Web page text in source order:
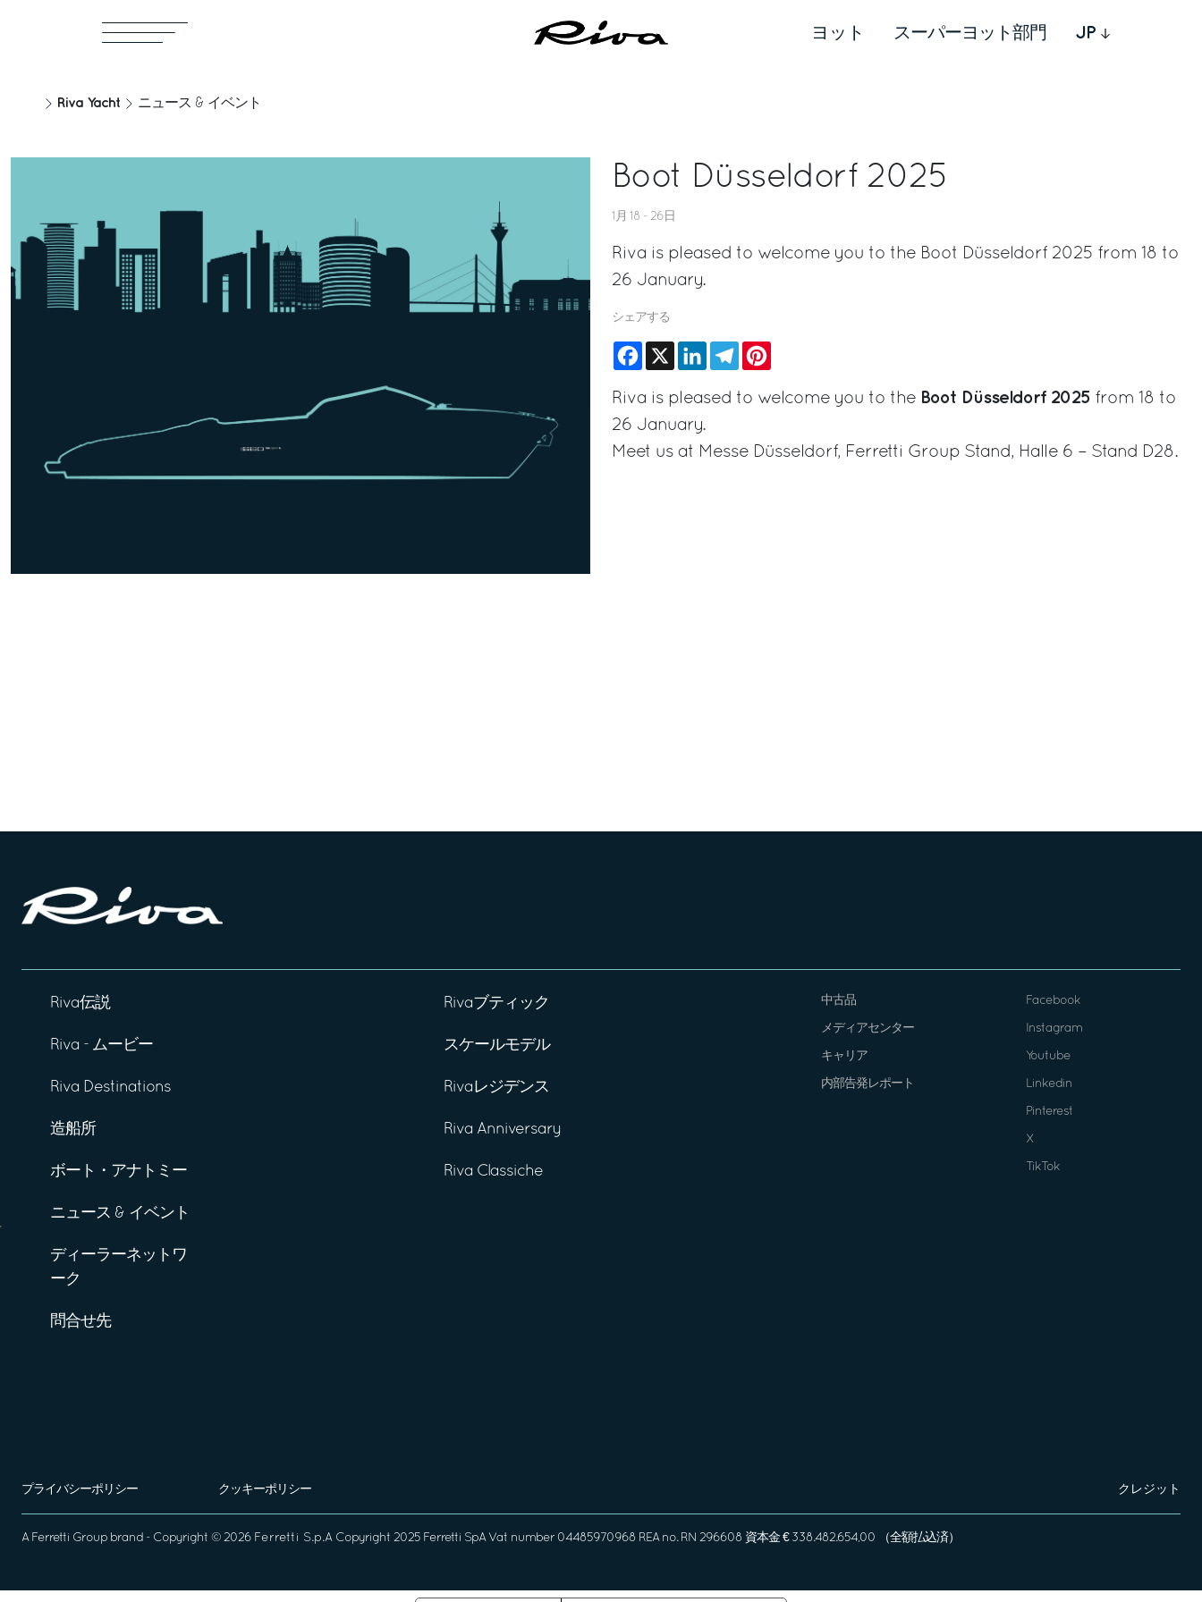
ヨット スーパーヨット部門 JP
Riva Yacht ニュース & イベント
Boot Düsseldorf 2025
1月 18 - 26日
Riva is pleased to welcome you to the Boot Düsseldorf 2025 from 18 to
26 January.
シェアする
Facebook
X LinkedInTelegram
Riva is pleased to welcome you to the Boot Düsseldorf 2025 from 18 to
26 January.
Meet us at Messe Düsseldorf, Ferretti Group Stand, Halle 6 – Stand D28.
Riva伝説
Riva - ムービー
Riva Destinations
造船所
ボート・アナトミー
ニュース & イベント
ディーラーネットワ
ーク
問合せ先
Rivaブティック
スケールモデル
Rivaレジデンス
Riva Anniversary
Riva Classiche
中古品
メディアセンター
キャリア
内部告発レポート
Facebook
Instagram
Youtube
Linkedin
Pinterest
X
TikTok
プライバシーポリシー クッキーポリシー クレジット
A Ferretti Group brand - Copyright © 2026 Ferretti S.p.A Copyright 2025 Ferretti SpA Vat number 04485970968 REA no. RN 296608 資本金 € 338.482.654,00 （全額払込済）